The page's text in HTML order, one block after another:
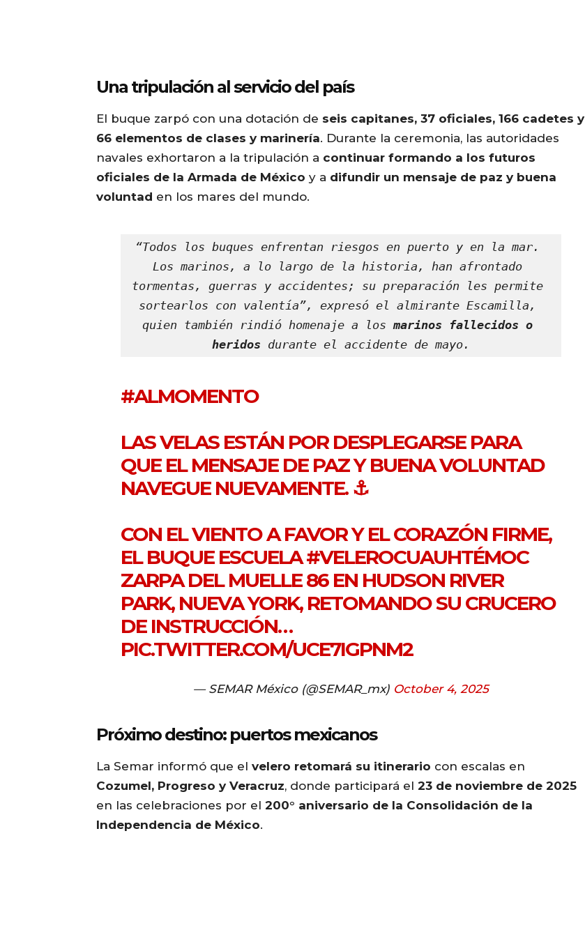
Una tripulación al servicio del país
El buque zarpó con una dotación de seis capitanes, 37 oficiales, 166 cadetes y
66 elementos de clases y marinería. Durante la ceremonia, las autoridades
navales exhortaron a la tripulación a continuar formando a los futuros
oficiales de la Armada de México y a difundir un mensaje de paz y buena
voluntad en los mares del mundo.
“Todos los buques enfrentan riesgos en puerto y en la mar.
Los marinos, a lo largo de la historia, han afrontado
tormentas, guerras y accidentes; su preparación les permite
sortearlos con valentía”, expresó el almirante Escamilla,
quien también rindió homenaje a los marinos fallecidos o
heridos durante el accidente de mayo.
#ALMOMENTO
LAS VELAS ESTÁN POR DESPLEGARSE PARA
QUE EL MENSAJE DE PAZ Y BUENA VOLUNTAD
NAVEGUE NUEVAMENTE. ⚓
CON EL VIENTO A FAVOR Y EL CORAZÓN FIRME,
EL BUQUE ESCUELA#VELEROCUAUHTÉMOC
ZARPA DEL MUELLE 86 EN HUDSON RIVER
PARK, NUEVA YORK, RETOMANDO SU CRUCERO
DE INSTRUCCIÓN…
PIC.TWITTER.COM/UCE7IGPNM2
— SEMAR México (@SEMAR_mx) October 4, 2025
Próximo destino: puertos mexicanos
La Semar informó que el velero retomará su itinerario con escalas en
Cozumel, Progreso y Veracruz, donde participará el 23 de noviembre de 2025
en las celebraciones por el 200° aniversario de la Consolidación de la
Independencia de México.